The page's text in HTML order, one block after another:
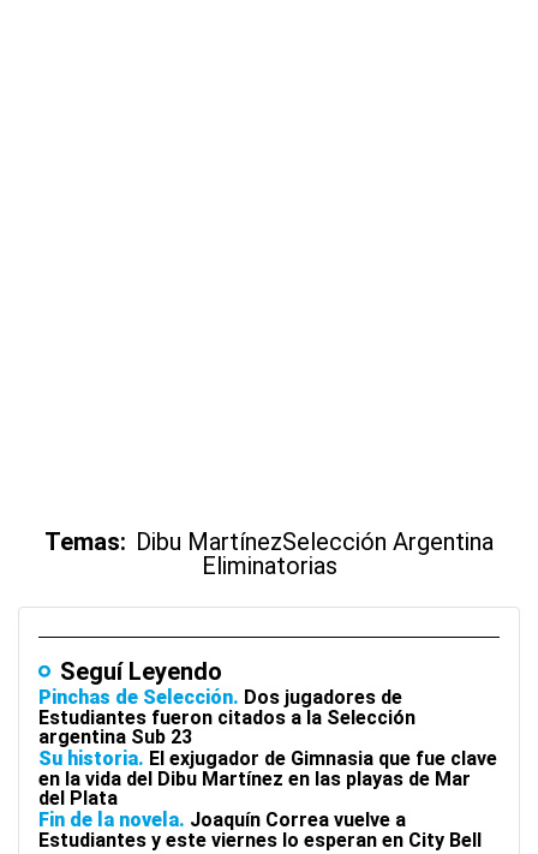
Temas: Dibu MartínezSelección Argentina
Eliminatorias
Seguí Leyendo
Pinchas de Selección
Dos jugadores de
Estudiantes fueron citados a la Selección
argentina Sub 23
Su historia
El exjugador de Gimnasia que fue clave
en la vida del Dibu Martínez en las playas de Mar
del Plata
Fin de la novela Joaquín Correa vuelve a
Estudiantes y este viernes lo esperan en City Bell